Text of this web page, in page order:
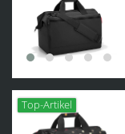
Top-Artikel